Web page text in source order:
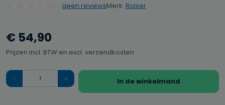
geen reviewsMerk: Rolser
€ 54,90
Prijzen incl. BTW en excl. verzendkosten
Hoeveelheid
In de winkelmand